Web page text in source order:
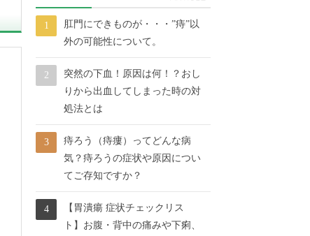
肛門にできものが・・・”痔”以
外の可能性について。
突然の下血！原因は何！？おし
りから出血してしまった時の対
処法とは
痔ろう（痔瘻）ってどんな病
気？痔ろうの症状や原因につい
てご存知ですか？
【胃潰瘍 症状チェックリス
ト】お腹・背中の痛みや下痢、